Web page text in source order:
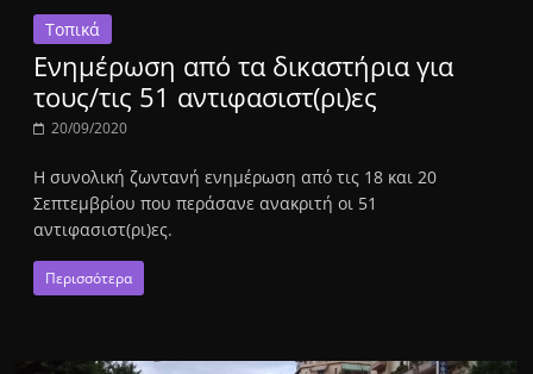
Τοπικά
Ενημέρωση από τα δικαστήρια για
τους/τις 51 αντιφασιστ(ρι)ες
20/09/2020
Η συνολική ζωντανή ενημέρωση από τις 18 και 20
Σεπτεμβρίου που περάσανε ανακριτή οι 51
αντιφασιστ(ρι)ες.
Περισσότερα